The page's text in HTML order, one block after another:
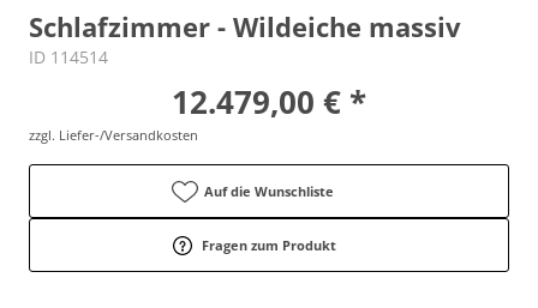
Schlafzimmer - Wildeiche massiv
ID 114514
12.479,00 € *
zzgl. Liefer-/Versandkosten
Auf die Wunschliste
Fragen zum Produkt